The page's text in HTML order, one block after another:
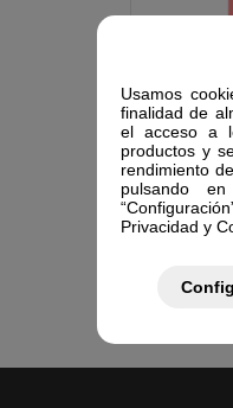
Usamos
finalidad de
el acceso a
productos y
rendimiento
pulsando
Privacidad y